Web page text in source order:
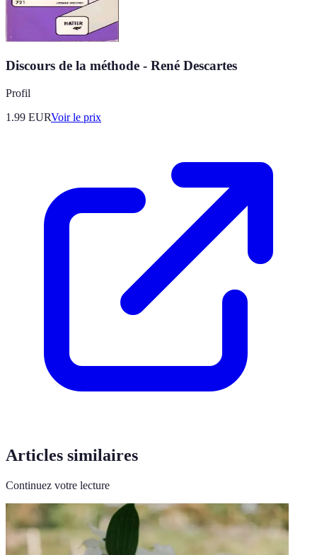
Discours de la méthode - René Descartes
Profil
1.99 EURVoir le prix
Articles similaires
Continuez votre lecture